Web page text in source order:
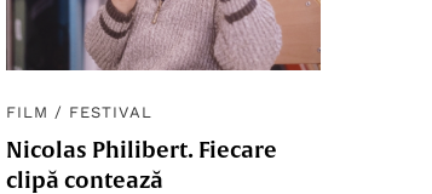
FILM / FESTIVAL
Nicolas Philibert. Fiecare
clipă contează